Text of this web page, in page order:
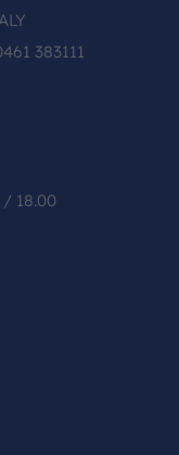
383111
/ 18.00